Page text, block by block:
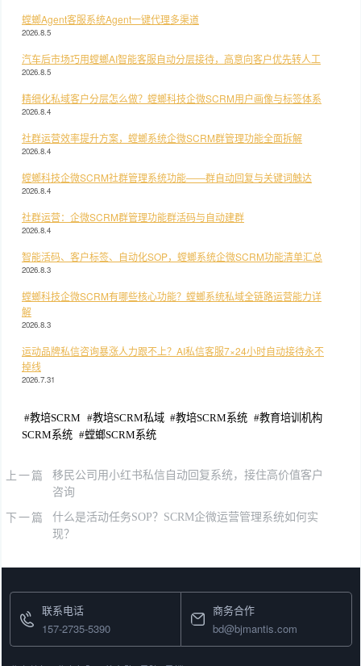
螳螂Agent客服系统Agent一键代理多渠道
2026.8.5
汽车后市场巧用螳螂AI智能客服自动分层接待，高意向客户优先转人工
2026.8.5
精细化私域客户分层怎么做？螳螂科技企微SCRM用户画像与标签体系
2026.8.4
社群运营效率提升方案，螳螂系统企微SCRM群管理功能全面拆解
2026.8.4
螳螂科技企微SCRM社群管理系统功能——群自动回复与关键词触达
2026.8.4
社群运营：企微SCRM群管理功能群活码与自动建群
2026.8.4
智能活码、客户标签、自动化SOP，螳螂系统企微SCRM功能清单汇总
2026.8.3
螳螂科技企微SCRM有哪些核心功能？螳螂系统私域全链路运营能力详
解
2026.8.3
运动品牌私信咨询暴涨人力跟不上？AI私信客服7×24小时自动接待永不
掉线
2026.7.31
#教培SCRM #教培SCRM私域 #教培SCRM系统 #教育培训机构
SCRM系统 #螳螂SCRM系统
上一篇
移民公司用小红书私信自动回复系统，接住高价值客户
咨询
下一篇
什么是活动任务SOP？SCRM企微运营管理系统如何实
现？
联系电话
157-2735-5390
商务合作
bd@bjmantis.com